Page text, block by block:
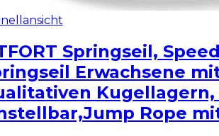
Springseil,
Erwachsene
Kugellagern,
Rope